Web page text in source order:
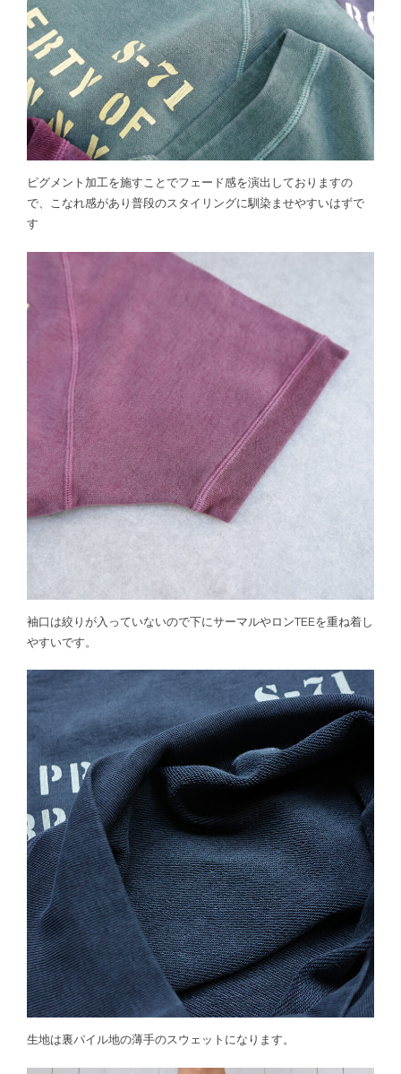
ピグメント加工を施すことでフェード感を演出しておりますの
で、こなれ感があり普段のスタイリングに馴染ませやすいはずで
す
袖口は絞りが入っていないので下にサーマルやロンTEEを重ね着し
やすいです。
生地は裏パイル地の薄手のスウェットになります。